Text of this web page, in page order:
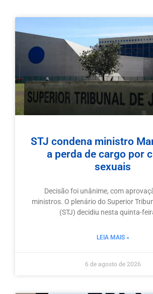
STJ condena ministro
a perda de cargo por
sexuais
Decisão foi unânime, com
ministros. O plenário do Superior
(STJ) decidiu nesta quinta-
LEIA MAIS »
6 de agosto de 2026